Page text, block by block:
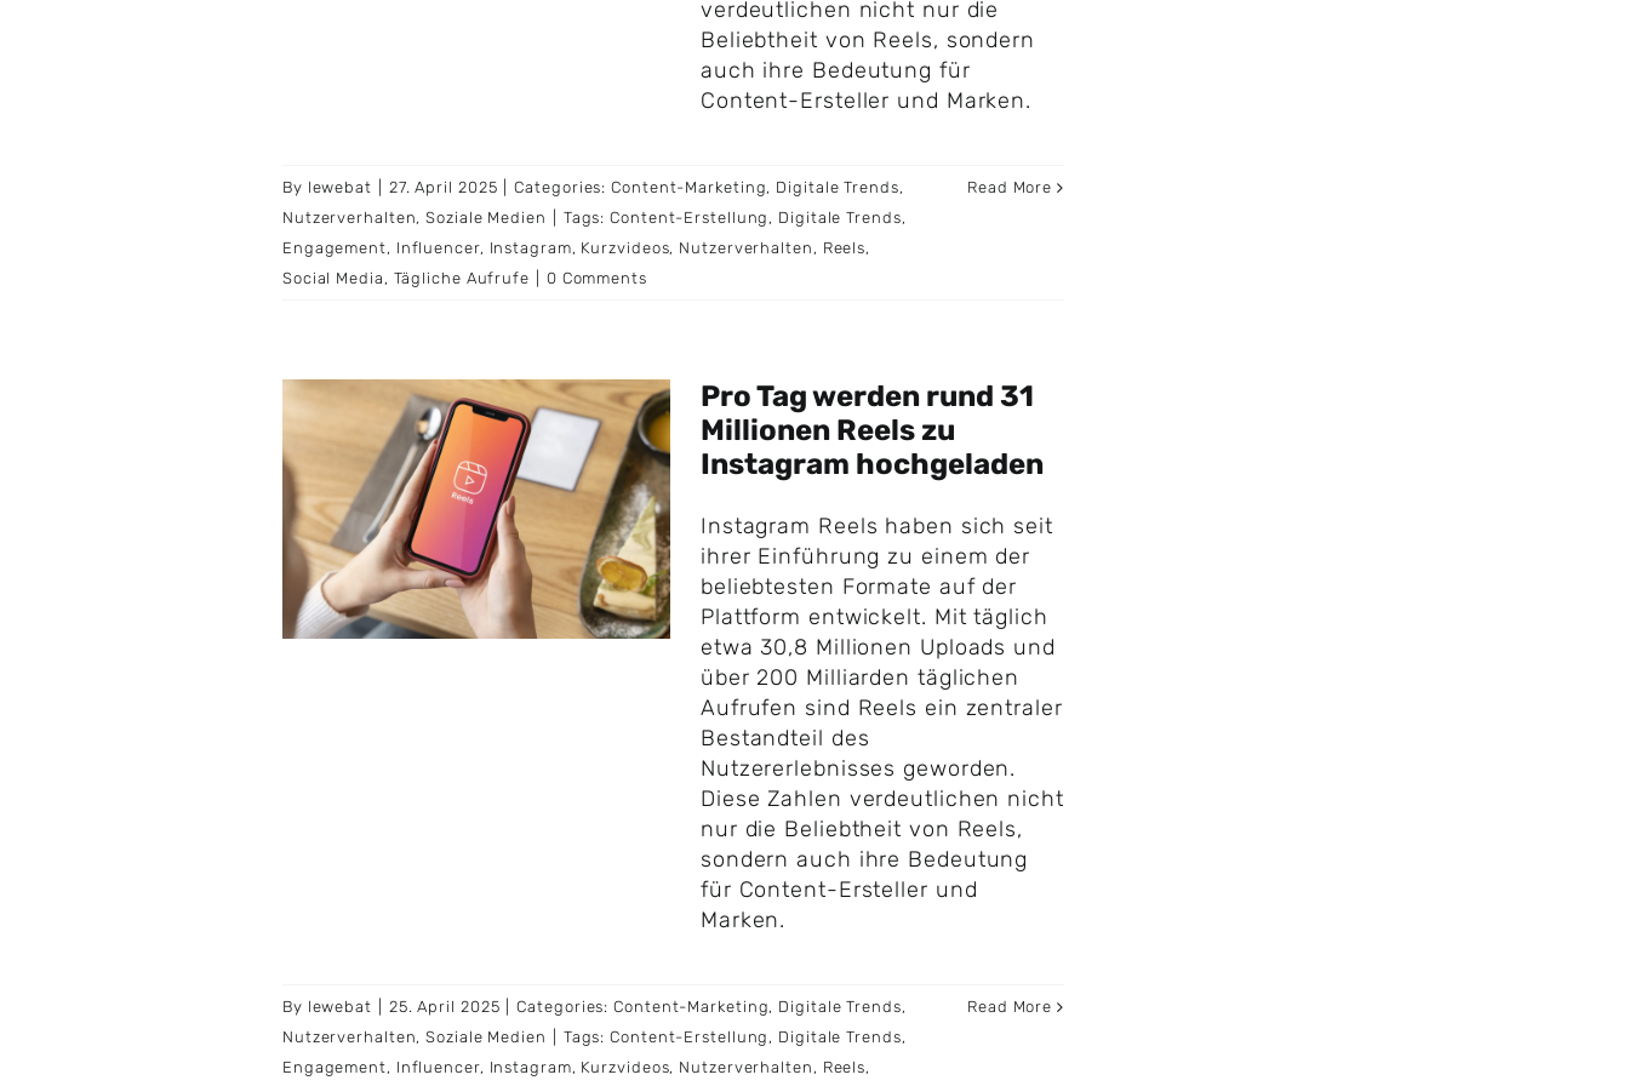
verdeutlichen nicht nur die
Beliebtheit von Reels, sondern
auch ihre Bedeutung für
Content-Ersteller und Marken.
By lewebat 27. April 2025 Categories:Content-Marketing, Digitale Trends,
Nutzerverhalten,Soziale Medien Tags:Content-Erstellung , Digitale Trends,
Engagement, Influencer, Instagram, Kurzvideos, Nutzerverhalten , Reels,
Social Media , Tägliche Aufrufe 0 Comments
Read More
Pro Tag werden rund 31
Millionen Reels zu
Instagram hochgeladen
Instagram Reels haben sich seit
ihrer Einführung zu einem der
beliebtesten Formate auf der
Plattform entwickelt. Mit täglich
etwa 30,8 Millionen Uploads und
über 200 Milliarden täglichen
Aufrufen sind Reels ein zentraler
Bestandteil des
Nutzererlebnisses geworden.
Diese Zahlen verdeutlichen nicht
nur die Beliebtheit von Reels,
sondern auch ihre Bedeutung
für Content-Ersteller und
Marken.
By lewebat 25. April 2025 Categories:Content-Marketing, Digitale Trends,
Nutzerverhalten,Soziale Medien Tags:Content-Erstellung , Digitale Trends,
Engagement, Influencer, Instagram, Kurzvideos, Nutzerverhalten , Reels,
Read More